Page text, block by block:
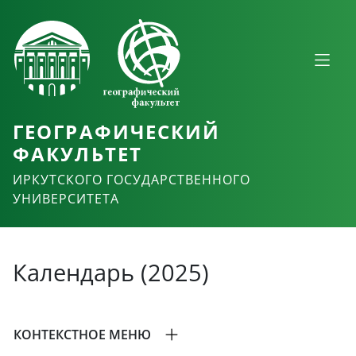
ГЕОГРАФИЧЕСКИЙ
ФАКУЛЬТЕТ
ИРКУТСКОГО ГОСУДАРСТВЕННОГО
УНИВЕРСИТЕТА
Календарь (2025)
КОНТЕКСТНОЕ МЕНЮ